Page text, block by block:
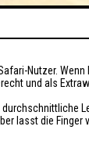
Nutzer.
und als
durchschnittliche
lasst die Finger